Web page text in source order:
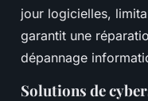
jour logicielles,
garantit une
dépannage
Solutions de